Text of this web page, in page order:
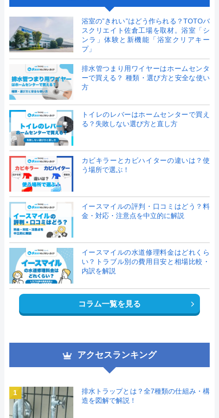
浴室の”きれい”はどう作られる？TOTOバ
スクリエイト佐倉工場を取材。浴室「シ
ンラ」体験と新機能「浴室クリアキー
プ」
排水管つまり用ワイヤーはホームセンタ
ーで買える？ 種類・選び方と安全な使い
方
トイレのレバーはホームセンターで買え
る？失敗しない選び方と直し方
カビキラーとカビハイターの違いは？使
う場所で選ぶ！
イースマイルの評判・口コミはどう？料
金・対応・注意点を中立的に解説
イースマイルの水道修理料金はどれくら
い？トラブル別の費用目安と相場比較・
内訳を解説
コラム一覧を見る
アクセスランキング
1
排水トラップとは？全7種類の仕組み・構
造を図解で解説！